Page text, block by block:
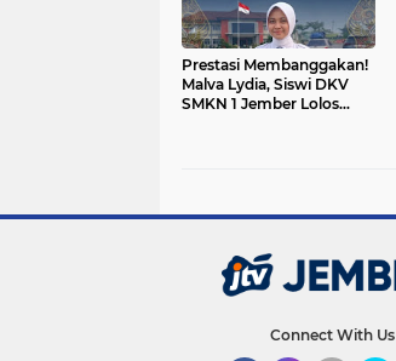
Prestasi Membanggakan!
Malva Lydia, Siswi DKV
SMKN 1 Jember Lolos
Connect With Us